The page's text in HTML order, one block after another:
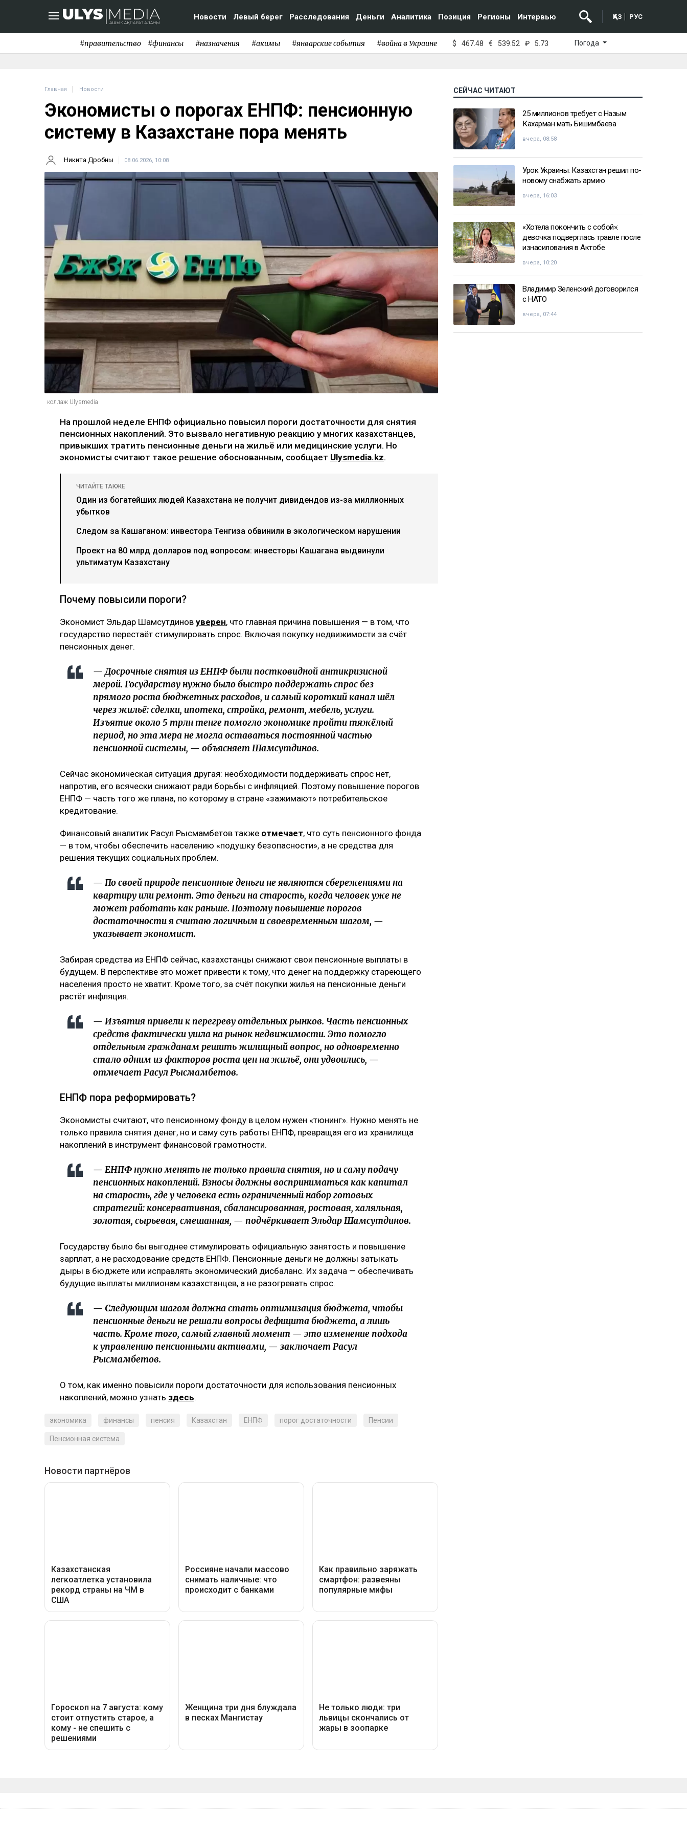
Новости Левый берег Расследования Деньги Аналитика Позиция Регионы Интервью ҚАЗ РУС
#правительство #финансы #назначения #акимы #январские события #война в Украине $ 467.48 € 539.52 ₽ 5.73 Погода
Главная Новости
Экономисты о порогах ЕНПФ: пенсионную
систему в Казахстане пора менять
Никита Дробны 08.06.2026, 10:08
коллаж Ulysmedia
На прошлой неделе ЕНПФ официально повысил пороги достаточности для снятия
пенсионных накоплений. Это вызвало негативную реакцию у многих казахстанцев,
привыкших тратить пенсионные деньги на жильё или медицинские услуги. Но
экономисты считают такое решение обоснованным, сообщает Ulysmedia.kz.
ЧИТАЙТЕ ТАКЖЕ
Один из богатейших людей Казахстана не получит дивидендов из-за миллионных
убытков
Следом за Кашаганом: инвестора Тенгиза обвинили в экологическом нарушении
Проект на 80 млрд долларов под вопросом: инвесторы Кашагана выдвинули
ультиматум Казахстану
Почему повысили пороги?
Экономист Эльдар Шамсутдинов уверен, что главная причина повышения — в том, что
государство перестаёт стимулировать спрос. Включая покупку недвижимости за счёт
пенсионных денег.
— Досрочные снятия из ЕНПФ были постковидной антикризисной
мерой. Государству нужно было быстро поддержать спрос без
прямого роста бюджетных расходов, и самый короткий канал шёл
через жильё: сделки, ипотека, стройка, ремонт, мебель, услуги.
Изъятие около 5 трлн тенге помогло экономике пройти тяжёлый
период, но эта мера не могла оставаться постоянной частью
пенсионной системы, — объясняет Шамсутдинов.
Сейчас экономическая ситуация другая: необходимости поддерживать спрос нет,
напротив, его всячески снижают ради борьбы с инфляцией. Поэтому повышение порогов
ЕНПФ — часть того же плана, по которому в стране «зажимают» потребительское
кредитование.
Финансовый аналитик Расул Рысмамбетов также отмечает, что суть пенсионного фонда
— в том, чтобы обеспечить населению «подушку безопасности», а не средства для
решения текущих социальных проблем.
— По своей природе пенсионные деньги не являются сбережениями на
квартиру или ремонт. Это деньги на старость, когда человек уже не
может работать как раньше. Поэтому повышение порогов
достаточности я считаю логичным и своевременным шагом, —
указывает экономист.
Забирая средства из ЕНПФ сейчас, казахстанцы снижают свои пенсионные выплаты в
будущем. В перспективе это может привести к тому, что денег на поддержку стареющего
населения просто не хватит. Кроме того, за счёт покупки жилья на пенсионные деньги
растёт инфляция.
— Изъятия привели к перегреву отдельных рынков. Часть пенсионных
средств фактически ушла на рынок недвижимости. Это помогло
отдельным гражданам решить жилищный вопрос, но одновременно
стало одним из факторов роста цен на жильё, они удвоились, —
отмечает Расул Рысмамбетов.
ЕНПФ пора реформировать?
Экономисты считают, что пенсионному фонду в целом нужен «тюнинг». Нужно менять не
только правила снятия денег, но и саму суть работы ЕНПФ, превращая его из хранилища
накоплений в инструмент финансовой грамотности.
— ЕНПФ нужно менять не только правила снятия, но и саму подачу
пенсионных накоплений. Взносы должны восприниматься как капитал
на старость, где у человека есть ограниченный набор готовых
стратегий: консервативная, сбалансированная, ростовая, халяльная,
золотая, сырьевая, смешанная, — подчёркивает Эльдар Шамсутдинов.
Государству было бы выгоднее стимулировать официальную занятость и повышение
зарплат, а не расходование средств ЕНПФ. Пенсионные деньги не должны затыкать
дыры в бюджете или исправлять экономический дисбаланс. Их задача — обеспечивать
будущие выплаты миллионам казахстанцев, а не разогревать спрос.
— Следующим шагом должна стать оптимизация бюджета, чтобы
пенсионные деньги не решали вопросы дефицита бюджета, а лишь
часть. Кроме того, самый главный момент — это изменение подхода
к управлению пенсионными активами, — заключает Расул
Рысмамбетов.
О том, как именно повысили пороги достаточности для использования пенсионных
накоплений, можно узнать здесь.
экономика финансы пенсия Казахстан ЕНПФ порог достаточности Пенсии
Пенсионная система
СЕЙЧАС ЧИТАЮТ
25 миллионов требует с Назым
Кахарман мать Бишимбаева
вчера, 08:58
Урок Украины: Казахстан решил по-
новому снабжать армию
вчера, 16:03
«Хотела покончить с собой»:
девочка подверглась травле после
изнасилования в Актобе
вчера, 10:20
Владимир Зеленский договорился
с НАТО
вчера, 07:44